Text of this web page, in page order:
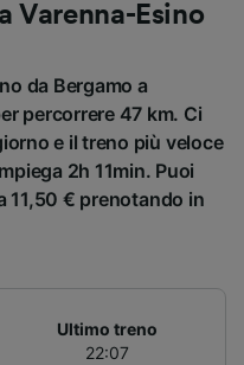
Varenna-Esino
da Bergamo a
percorrere 47 km. Ci
e il treno più veloce
2h 11min. Puoi
11,50 € prenotando in
Ultimo treno
22:07